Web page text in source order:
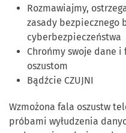
Rozmawiajmy,
zasady bezpiecznego
cyberbezpieczeństwa
Chrońmy swoje dane
oszustom
Bądźcie CZUJNI
Wzmożona fala oszustw
próbami wyłudzenia